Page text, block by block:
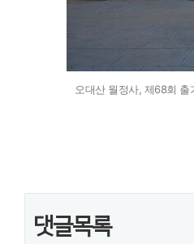
오대산 월정사,
댓글목록